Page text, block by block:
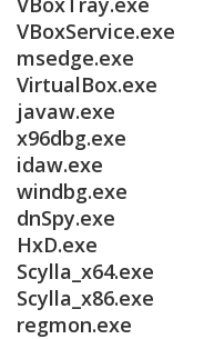
VBoxService.exe
msedge.exe
VirtualBox.exe
javaw.exe
x96dbg.exe
idaw.exe
windbg.exe
dnSpy.exe
HxD.exe
Scylla_x64.exe
Scylla_x86.exe
regmon.exe